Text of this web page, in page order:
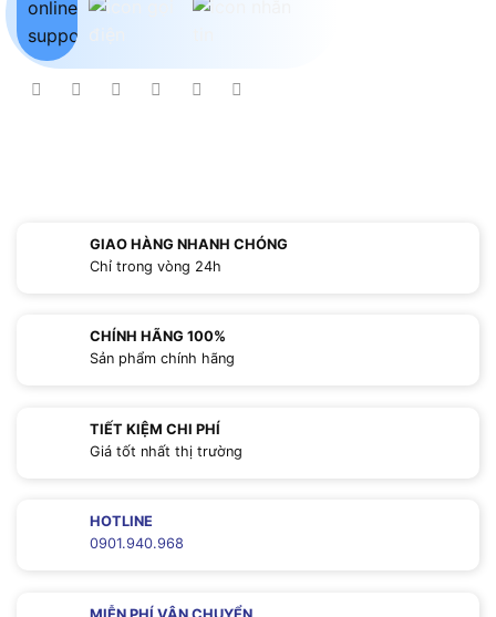
GIAO HÀNG NHANH CHÓNG
Chỉ trong vòng 24h
CHÍNH HÃNG 100%
Sản phẩm chính hãng
TIẾT KIỆM CHI PHÍ
Giá tốt nhất thị trường
HOTLINE
0901.940.968